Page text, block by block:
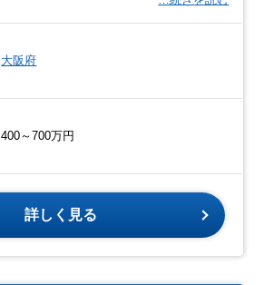
大阪府
400～700万円
詳しく見る